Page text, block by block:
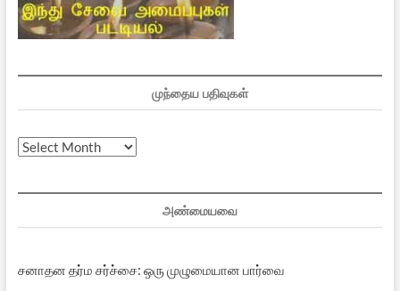
முந்தைய பதிவுகள்
முந்தைய
அண்மையவை
சனாதன தர்ம சர்ச்சை: ஒரு முழுமையான பார்வை